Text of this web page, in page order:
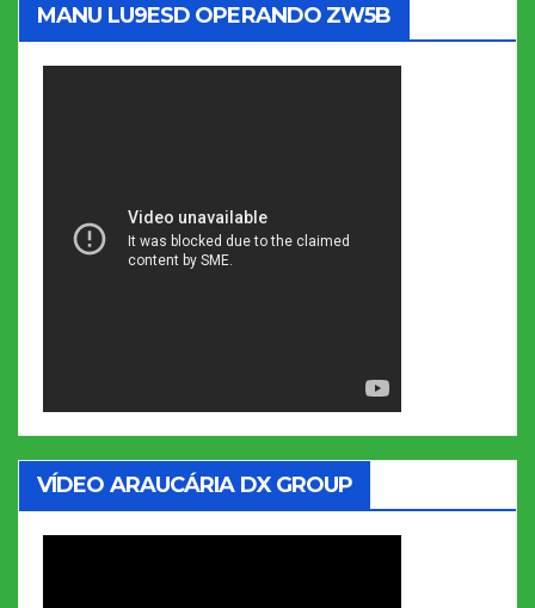
MANU LU9ESD OPERANDO ZW5B
VÍDEO ARAUCÁRIA DX GROUP